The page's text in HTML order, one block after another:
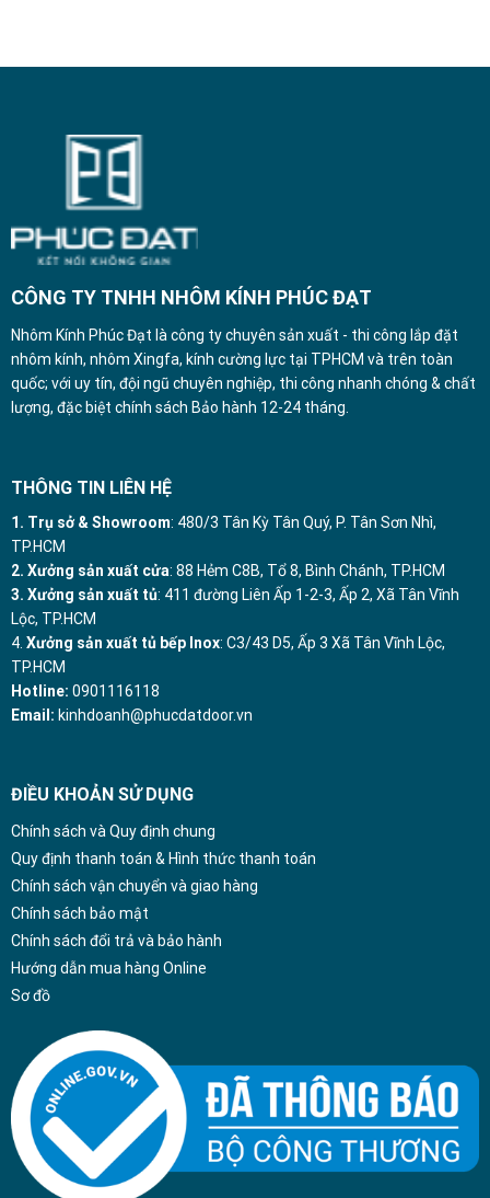
CÔNG TY TNHH NHÔM KÍNH PHÚC ĐẠT
Nhôm Kính Phúc Đạt là công ty chuyên sản xuất - thi công lắp đặt
nhôm kính, nhôm Xingfa, kính cường lực tại TPHCM và trên toàn
quốc; với uy tín, đội ngũ chuyên nghiệp, thi công nhanh chóng & chất
lượng, đặc biệt chính sách Bảo hành 12-24 tháng.
THÔNG TIN LIÊN HỆ
1. Trụ sở & Showroom: 480/3 Tân Kỳ Tân Quý, P. Tân Sơn Nhì,
TP.HCM
2. Xưởng sản xuất cửa: 88 Hẻm C8B, Tổ 8, Bình Chánh, TP.HCM
3. Xưởng sản xuất tủ: 411 đường Liên Ấp 1-2-3, Ấp 2, Xã Tân Vĩnh
Lộc, TP.HCM
4. Xưởng sản xuất tủ bếp Inox: C3/43 D5, Ấp 3 Xã Tân Vĩnh Lộc,
TP.HCM
Hotline: 0901116118
Email: kinhdoanh@phucdatdoor.vn
ĐIỀU KHOẢN SỬ DỤNG
Chính sách và Quy định chung
Quy định thanh toán & Hình thức thanh toán
Chính sách vận chuyển và giao hàng
Chính sách bảo mật
Chính sách đổi trả và bảo hành
Hướng dẫn mua hàng Online
Sơ đồ